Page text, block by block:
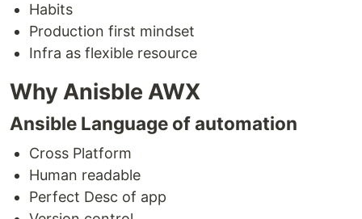
Habits
Production first mindset
Infra as flexible resource
Why Anisble AWX
Ansible Language of automation
Cross Platform
Human readable
Perfect Desc of app